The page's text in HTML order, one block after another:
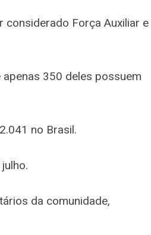
considerado Força Auxiliar e
350 deles possuem
no Brasil.
da comunidade,